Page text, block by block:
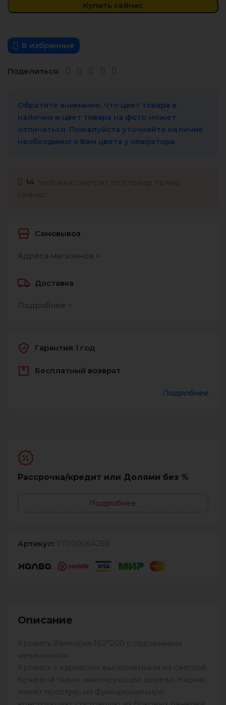
Купить сейчас
В избранные
Поделиться:
Обратите внимание, что цвет товара в
наличии и цвет товара на фото может
отличаться. Пожалуйста уточняйте наличие
необходимого Вам цвета у оператора.
14
Самовывоз
Адреса магазинов >
Доставка
Подробнее >
Гарантия 1 год
Бесплатный возврат
Подробнее
Рассрочка/кредит или Долями без %
Подробнее
Артикул: УТ000064256
Описание
Кровать Валенсия 160*200 с подъемным
механизмом
Кровать с каркасом, выполненным из светлой
бежевой ткани, имитирующей дерево. Каркас
имеет простую, но функциональную